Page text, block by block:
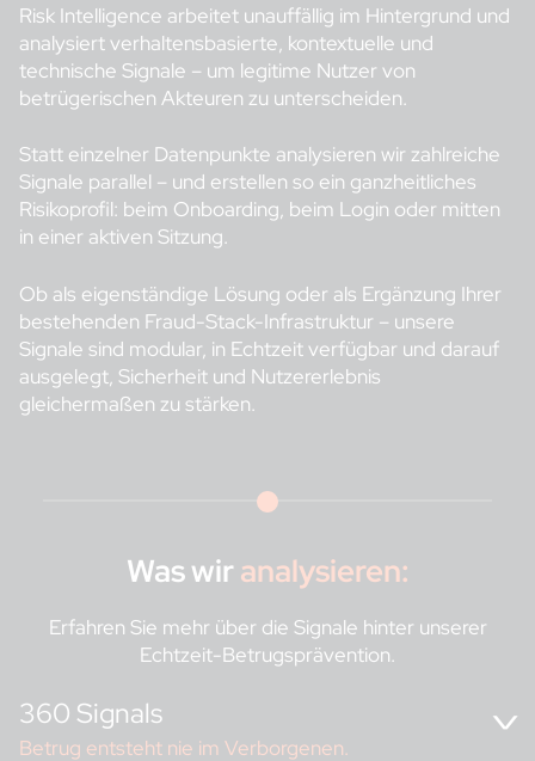
Risk Intelligence arbeitet unauffällig im Hintergrund und
analysiert verhaltensbasierte, kontextuelle und
technische Signale – um legitime Nutzer von
betrügerischen Akteuren zu unterscheiden.
Statt einzelner Datenpunkte analysieren wir zahlreiche
Signale parallel – und erstellen so ein ganzheitliches
Risikoprofil: beim Onboarding, beim Login oder mitten
in einer aktiven Sitzung.
Ob als eigenständige Lösung oder als Ergänzung Ihrer
bestehenden Fraud-Stack-Infrastruktur – unsere
Signale sind modular, in Echtzeit verfügbar und darauf
ausgelegt, Sicherheit und Nutzererlebnis
gleichermaßen zu stärken.
Was wiranalysieren:
Erfahren Sie mehr über die Signale hinter unserer
Echtzeit-Betrugsprävention.
360 Signals
Betrug entsteht nie im Verborgenen.